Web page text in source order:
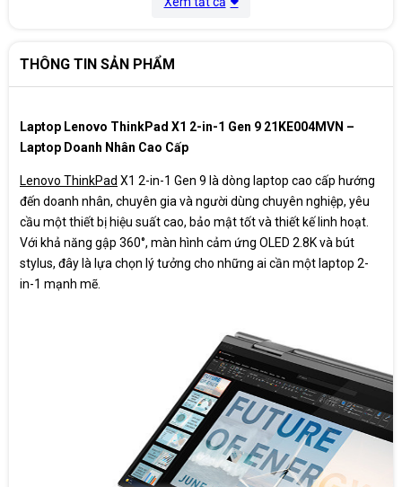
Pin 3Cell 57Wh
Kích thước 312.80 x 217.65 x 15.49 mm
Cân nặng 1,35 Kg
Màu sắc Grey
Xuất xứ China
THÔNG TIN SẢN PHẨM
Laptop Lenovo ThinkPad X1 2-in-1 Gen 9 21KE004MVN –
Laptop Doanh Nhân Cao Cấp
Lenovo ThinkPad X1 2-in-1 Gen 9 là dòng laptop cao cấp hướng
đến doanh nhân, chuyên gia và người dùng chuyên nghiệp, yêu
cầu một thiết bị hiệu suất cao, bảo mật tốt và thiết kế linh hoạt.
Với khả năng gập 360°, màn hình cảm ứng OLED 2.8K và bút
stylus, đây là lựa chọn lý tưởng cho những ai cần một laptop 2-
in-1 mạnh mẽ.